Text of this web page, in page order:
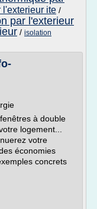
l'exterieur ite /
par l'exterieur
/ isolation
à double
logement...
votre
économies
concrets